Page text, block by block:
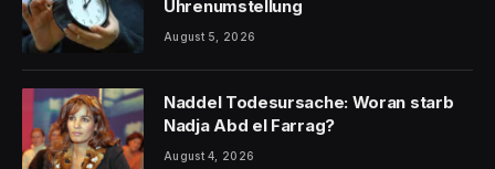
Uhrenumstellung
August 5, 2026
Naddel Todesursache: Woran starb
Nadja Abd el Farrag?
August 4, 2026